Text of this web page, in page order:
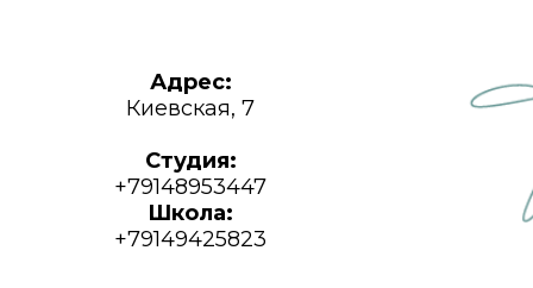
Адрес:
Киевская, 7
Студия:
+79148953447
Школа:
+79149425823